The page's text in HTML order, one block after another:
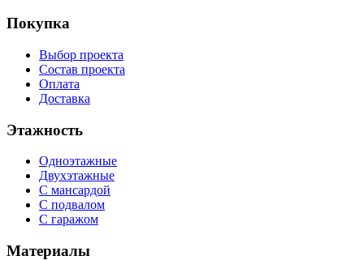
Покупка
Выбор проекта
Состав проекта
Оплата
Доставка
Этажность
Одноэтажные
Двухэтажные
С мансардой
С подвалом
С гаражом
Материалы